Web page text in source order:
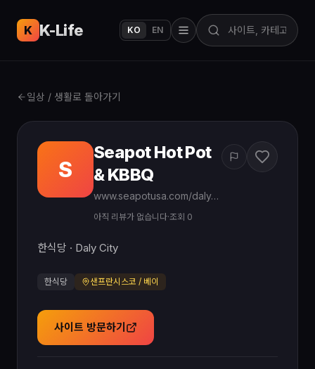
K K-Life KO EN
일상 / 생활로 돌아가기
S
Seapot Hot Pot
& KBBQ
www.seapotusa.com/daly-city-ca
아직 리뷰가 없습니다·조회 0
한식당 · Daly City
한식당 샌프란시스코 / 베이
사이트 방문하기